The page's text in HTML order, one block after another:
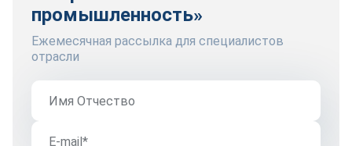
промышленность»
Ежемесячная рассылка для специалистов
отрасли